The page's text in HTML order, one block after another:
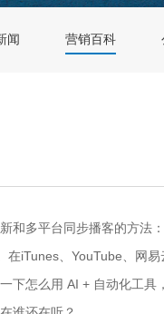
闻 营销百科
和多平台同步播客的方法
在iTunes、YouTube、网
下怎么用 AI + 自动化工具